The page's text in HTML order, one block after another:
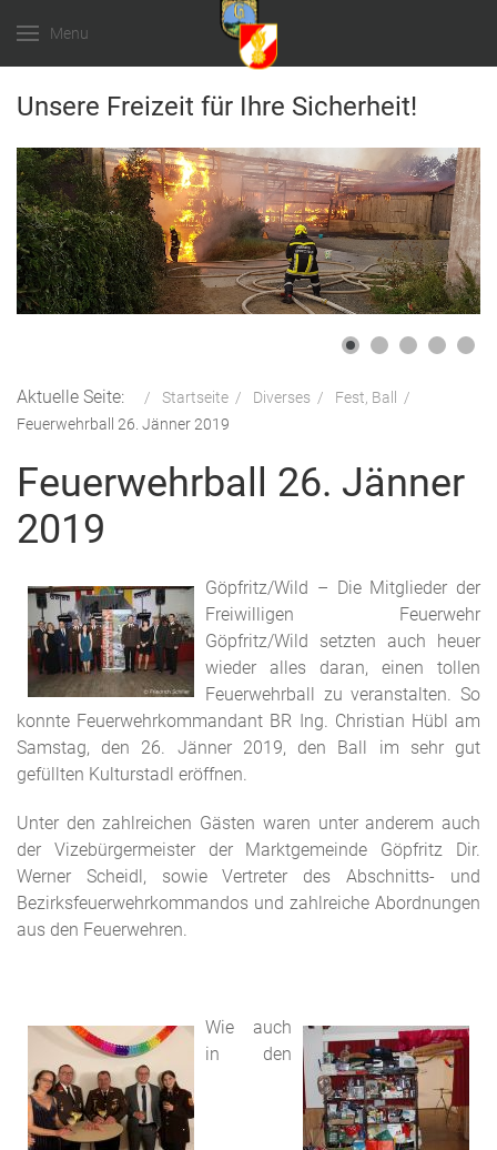
Menu
Unsere Freizeit für Ihre Sicherheit!
Aktuelle Seite: Startseite Diverses
Fest, Ball
Feuerwehrball 26. Jänner 2019
Feuerwehrball 26. Jänner
2019
Göpfritz/Wild – Die Mitglieder der
Freiwilligen Feuerwehr
Göpfritz/Wild setzten auch heuer
wieder alles daran, einen tollen
Feuerwehrball zu veranstalten. So
konnte Feuerwehrkommandant BR Ing. Christian Hübl am
Samstag, den 26. Jänner 2019, den Ball im sehr gut
gefüllten Kulturstadl eröffnen.
Unter den zahlreichen Gästen waren unter anderem auch
der Vizebürgermeister der Marktgemeinde Göpfritz Dir.
Werner Scheidl, sowie Vertreter des Abschnitts- und
Bezirksfeuerwehrkommandos und zahlreiche Abordnungen
aus den Feuerwehren.
Wie auch
in den